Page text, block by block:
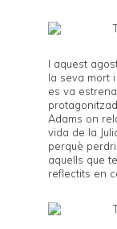
I aquest
la seva mort
es va
Adams on
vida de la
perquè
aquells que
reflectits en